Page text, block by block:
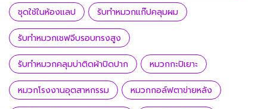
ชุดใช้ในห้องแลป รับทำหมวกแก๊ปคลุมผม
รับทำหมวกเชฟจีบรอบทรงสูง
รับทำหมวกคลุมบ่าติดผ้าปิดปาก หมวกกะปิเยาะ
หมวกโรงงานอุตสาหกรรม หมวกกอล์ฟตาข่ายหลัง